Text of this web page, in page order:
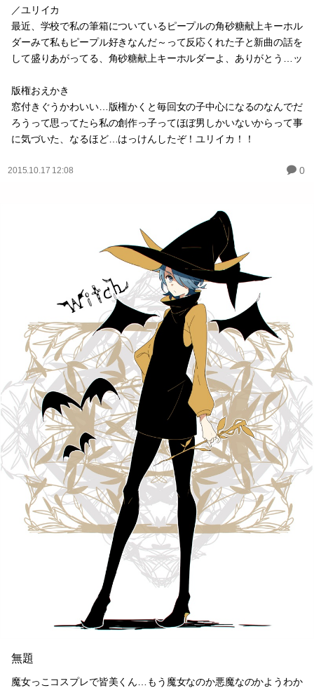
／ユリイカ
最近、学校で私の筆箱についているピープルの角砂糖献上キーホル
ダーみて私もピープル好きなんだ～って反応くれた子と新曲の話を
して盛りあがってる、角砂糖献上キーホルダーよ、ありがとう…ッ
版権おえかき
窓付きぐうかわいい…版権かくと毎回女の子中心になるのなんでだ
ろうって思ってたら私の創作っ子ってほぼ男しかいないからって事
に気づいた、なるほど…はっけんしたぞ！ユリイカ！！
2015.10.17 12:08 0
無題
魔女っこコスプレで皆美くん…もう魔女なのか悪魔なのかようわか